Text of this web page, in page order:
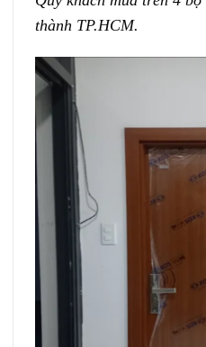
thành TP.HCM.